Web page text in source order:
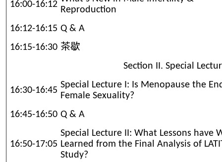
16:00-16:12
Reproduction
16:12-16:15 Q & A
16:15-16:30 茶歇
Section II. Special
16:30-16:45
Special Lecture I: Is Menopause the
Female Sexuality?
16:45-16:50 Q & A
16:50-17:05
Special Lecture II: What Lessons have
Learned from the Final Analysis of
Study?